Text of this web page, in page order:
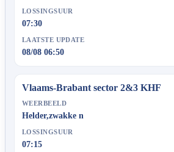
LOSSINGSUUR
07:30
LAATSTE UPDATE
08/08 06:50
Vlaams-Brabant sector 2&3 KHF
WEERBEELD
Helder,zwakke n
LOSSINGSUUR
07:15